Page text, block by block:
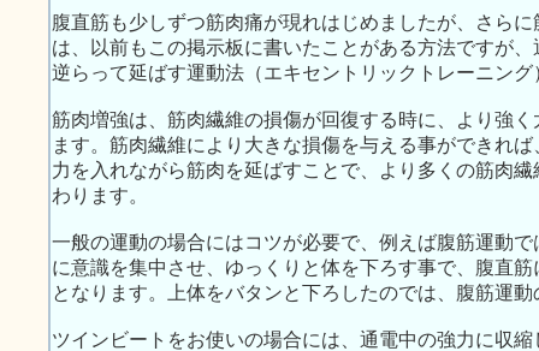
腹直筋も少しずつ筋肉痛が現れはじめましたが、さら
は、以前もこの掲示板に書いたことがある方法ですが
逆らって延ばす運動法（エキセントリックトレーニング
筋肉増強は、筋肉繊維の損傷が回復する時に、より強
ます。筋肉繊維により大きな損傷を与える事ができれ
力を入れながら筋肉を延ばすことで、より多くの筋肉
わります。
一般の運動の場合にはコツが必要で、例えば腹筋運動
に意識を集中させ、ゆっくりと体を下ろす事で、腹直
となります。上体をバタンと下ろしたのでは、腹筋運
ツインビートをお使いの場合には、通電中の強力に収